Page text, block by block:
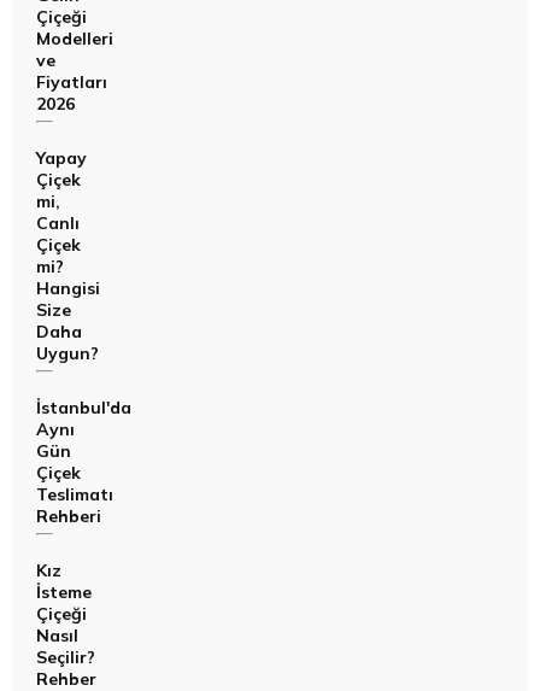
Çiçeği
Modelleri
ve
Fiyatları
2026
Yapay
Çiçek
mi,
Canlı
Çiçek
mi?
Hangisi
Size
Daha
Uygun?
İstanbul'da
Aynı
Gün
Çiçek
Teslimatı
Rehberi
Kız
İsteme
Çiçeği
Nasıl
Seçilir?
Rehber